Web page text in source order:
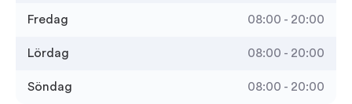
Fredag 08:00 - 20:00
Lördag 08:00 - 20:00
Söndag 08:00 - 20:00